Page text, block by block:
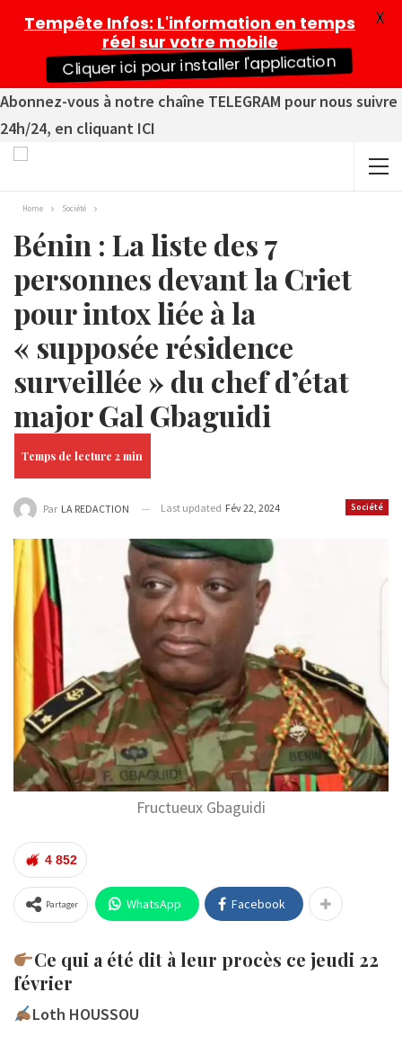
Abonnez-vous à notre chaîne TELEGRAM pour nous suivre
24h/24, en cliquant ICI
Home Société
Bénin : La liste des 7
personnes devant la Criet
pour intox liée à la
« supposée résidence
surveillée » du chef d’état
major Gal Gbaguidi
Société
Par LA REDACTION Last updated Fév 22, 2024
Fructueux Gbaguidi
4 852
Partager WhatsApp Facebook
Ce qui a été dit à leur procès ce jeudi 22
février
Loth HOUSSOU
Tempête Infos: L'information en temps
réel sur votre mobile
Cliquer ici pour installer l'application
X